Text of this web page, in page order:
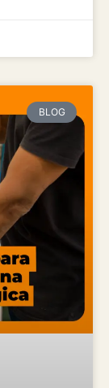
BLOG